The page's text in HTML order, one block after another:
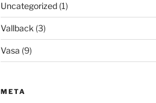
Uncategorized(1)
Vallback (3)
Vasa (9)
META